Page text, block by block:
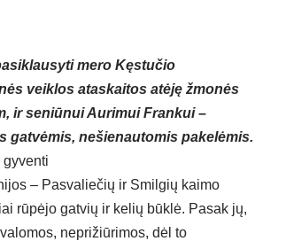
mero Kęstučio
veiklos ataskaitos atėję žmonės
ir seniūnui Aurimui Frankui –
gatvėmis, nešienautomis pakelėmis.
gyventi
– Pasvaliečių ir Smilgių kaimo
rūpėjo gatvių ir kelių būklė. Pasak jų,
neprižiūrimos, dėl to